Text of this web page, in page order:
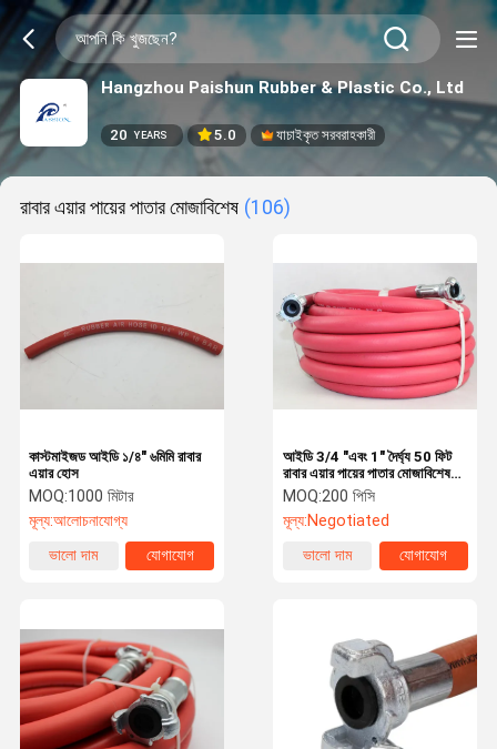
Hangzhou Paishun Rubber & Plastic Co., Ltd
20 YEARS 5.0 যাচাইকৃত সরবরাহকারী
রাবার এয়ার পায়ের পাতার মোজাবিশেষ (106)
কাস্টমাইজড আইডি ১/৪" ৬মিমি রাবার
এয়ার হোস
MOQ:1000 মিটার
মূল্য:আলোচনাযোগ্য
ভালো দাম
যোগাযোগ
আইডি 3/4 "এবং 1" দৈর্ঘ্য 50 ফিট
রাবার এয়ার পায়ের পাতার মোজাবিশেষ
জ্যাকহ্যামার 2 এমপিএ কাজের চাপ
MOQ:200 পিসি
মূল্য:Negotiated
ভালো দাম
যোগাযোগ